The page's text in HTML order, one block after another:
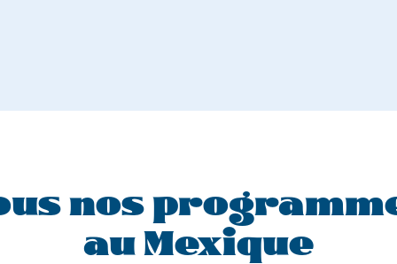
nos
au Mexique